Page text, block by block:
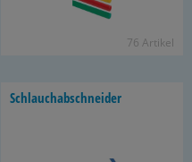
76 Ar­ti­kel
Schlauch­ab­schnei­der